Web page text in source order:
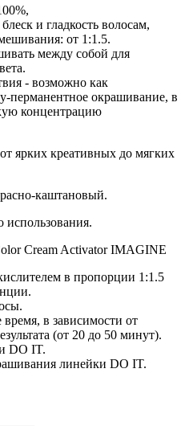
и гладкость волосам,
от 1:1.5.
между собой для
- возможно как
перманентное окрашивание, в
концентрацию
ярких креативных до мягких
каштановый.
использования.
Cream Activator IMAGINE
в пропорции 1:1.5
в зависимости от
(от 20 до 50 минут).
DO IT.
линейки DO IT.